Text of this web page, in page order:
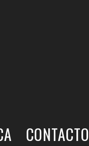
CONTACTO